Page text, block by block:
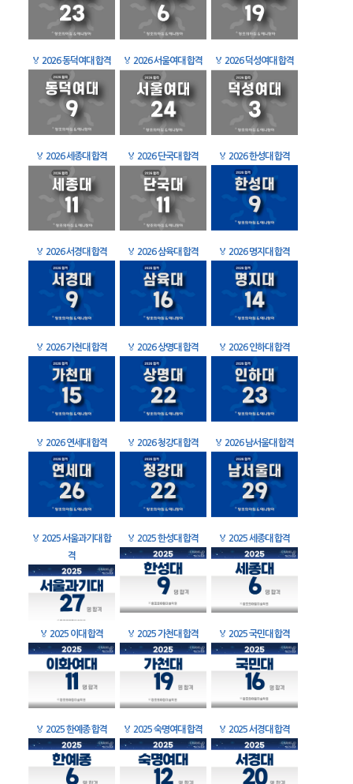
🏅 2026 동덕여대 합격 🏅 2026 서울여대 합격 🏅 2026 덕성여대 합격
🏅 2026 세종대 합격 🏅 2026 단국대 합격 🏅 2026 한성대 합격
🏅 2026 서경대 합격 🏅 2026 삼육대 합격 🏅 2026 명지대 합격
🏅 2026 가천대 합격 🏅 2026 상명대 합격 🏅 2026 인하대 합격
🏅 2026 연세대 합격 🏅 2026 청강대 합격 🏅 2026 남서울대 합격
🏅 2025 서울과기대 합
격
🏅 2025 한성대 합격 🏅 2025 세종대 합격
🏅 2025 이대 합격 🏅 2025 가천대 합격 🏅 2025 국민대 합격
🏅 2025 한예종 합격 🏅 2025 숙명여대 합격 🏅 2025 서경대 합격